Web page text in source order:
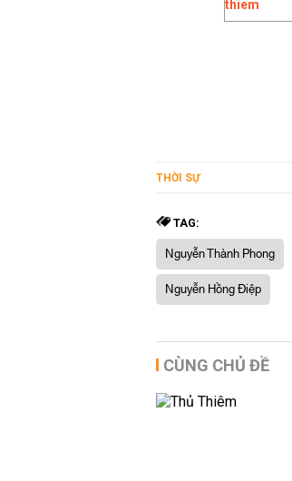
THỜI SỰ
TAG:
Nguyễn Thành Phong
Nguyễn Hồng Điệp
CÙNG CHỦ ĐỀ